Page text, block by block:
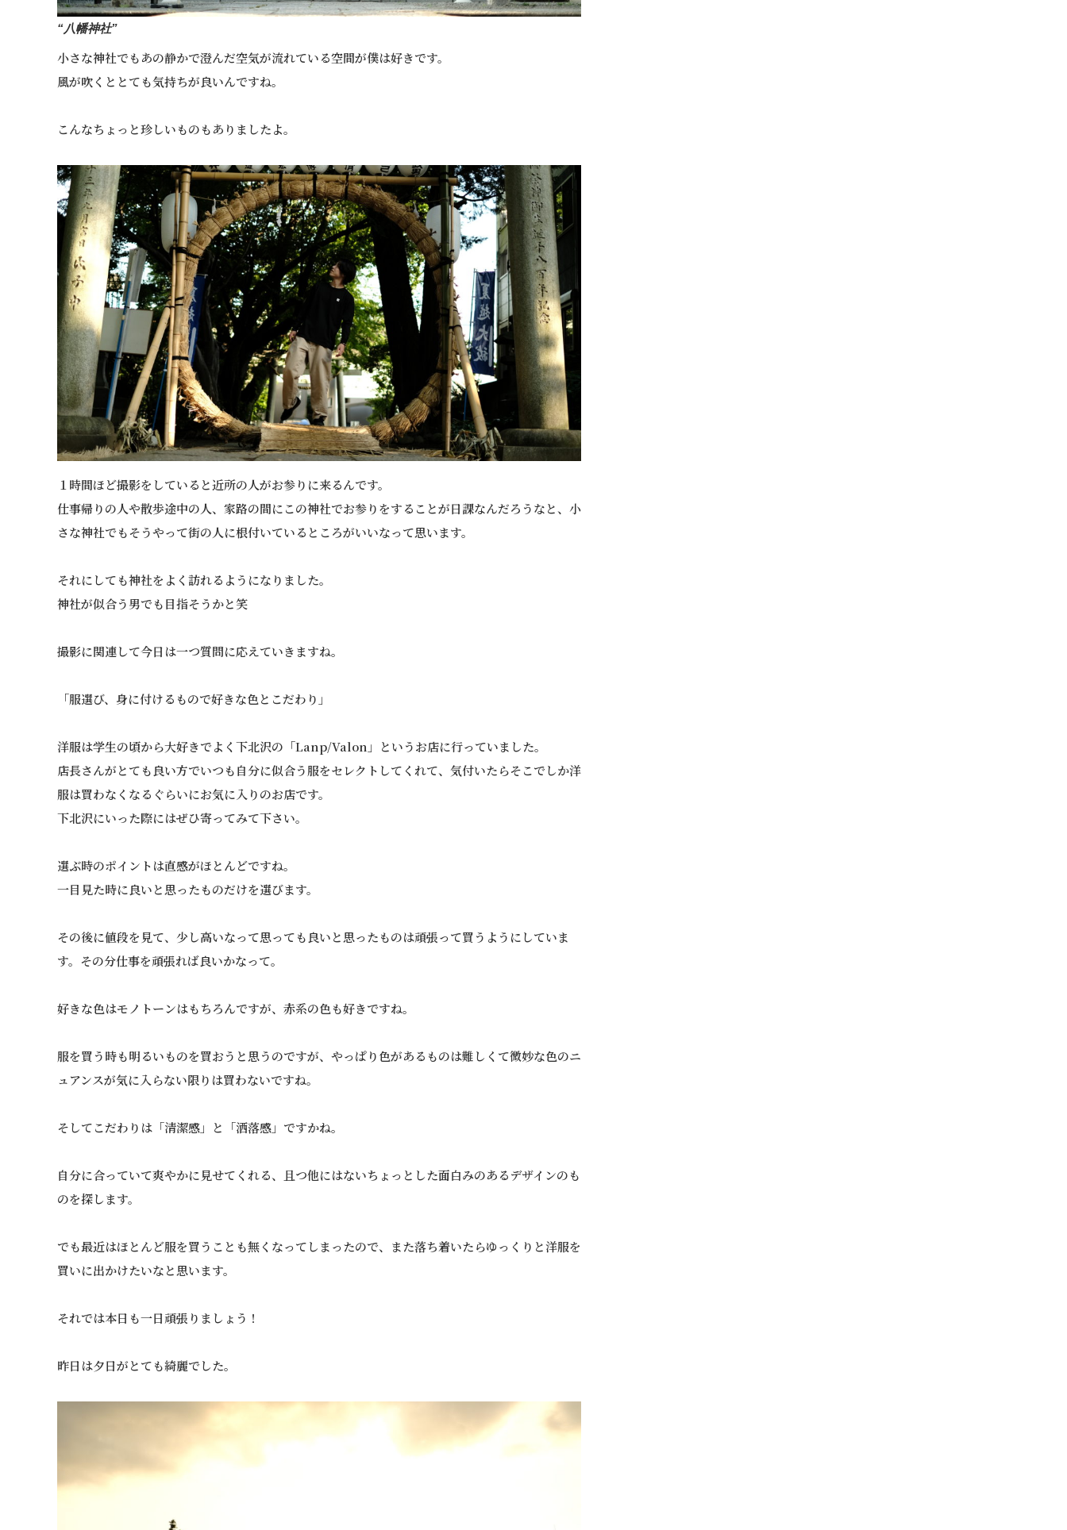
“八幡神社”
小さな神社でもあの静かで澄んだ空気が流れている空間が僕は好きです。
風が吹くととても気持ちが良いんですね。
こんなちょっと珍しいものもありましたよ。
１時間ほど撮影をしていると近所の人がお参りに来るんです。
仕事帰りの人や散歩途中の人、家路の間にこの神社でお参りをすることが日課なんだろうなと、小
さな神社でもそうやって街の人に根付いているところがいいなって思います。
それにしても神社をよく訪れるようになりました。
神社が似合う男でも目指そうかと笑
撮影に関連して今日は一つ質問に応えていきますね。
「服選び、身に付けるもので好きな色とこだわり」
洋服は学生の頃から大好きでよく下北沢の「Lanp/Valon」というお店に行っていました。
店長さんがとても良い方でいつも自分に似合う服をセレクトしてくれて、気付いたらそこでしか洋
服は買わなくなるぐらいにお気に入りのお店です。
下北沢にいった際にはぜひ寄ってみて下さい。
選ぶ時のポイントは直感がほとんどですね。
一目見た時に良いと思ったものだけを選びます。
その後に値段を見て、少し高いなって思っても良いと思ったものは頑張って買うようにしていま
す。その分仕事を頑張れば良いかなって。
好きな色はモノトーンはもちろんですが、赤系の色も好きですね。
服を買う時も明るいものを買おうと思うのですが、やっぱり色があるものは難しくて微妙な色のニ
ュアンスが気に入らない限りは買わないですね。
そしてこだわりは「清潔感」と「洒落感」ですかね。
自分に合っていて爽やかに見せてくれる、且つ他にはないちょっとした面白みのあるデザインのも
のを探します。
でも最近はほとんど服を買うことも無くなってしまったので、また落ち着いたらゆっくりと洋服を
買いに出かけたいなと思います。
それでは本日も一日頑張りましょう！
昨日は夕日がとても綺麗でした。